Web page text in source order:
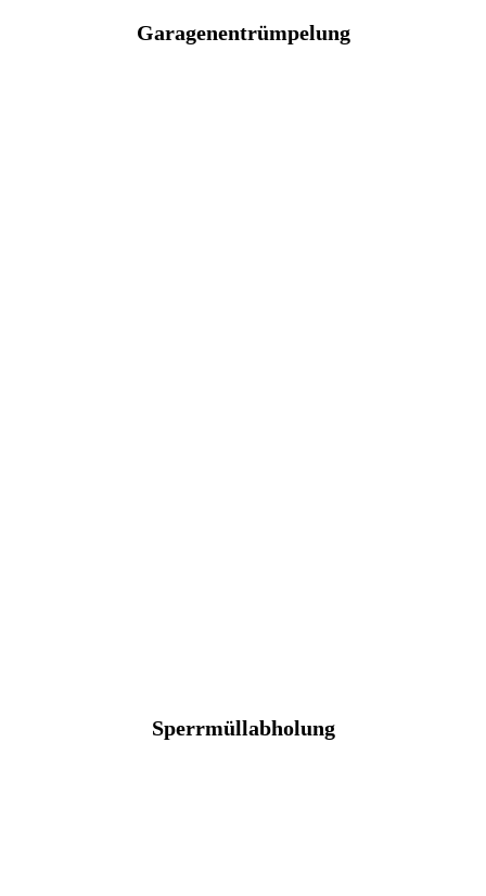
Garagenentrümpelung
Sperrmüllabholung